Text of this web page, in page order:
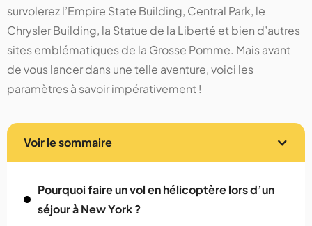
survolerez l’Empire State Building, Central Park, le
Chrysler Building, la Statue de la Liberté et bien d’autres
sites emblématiques de la Grosse Pomme. Mais avant
de vous lancer dans une telle aventure, voici les
paramètres à savoir impérativement !
Voir le sommaire
Pourquoi faire un vol en hélicoptère lors d’un
séjour à New York ?